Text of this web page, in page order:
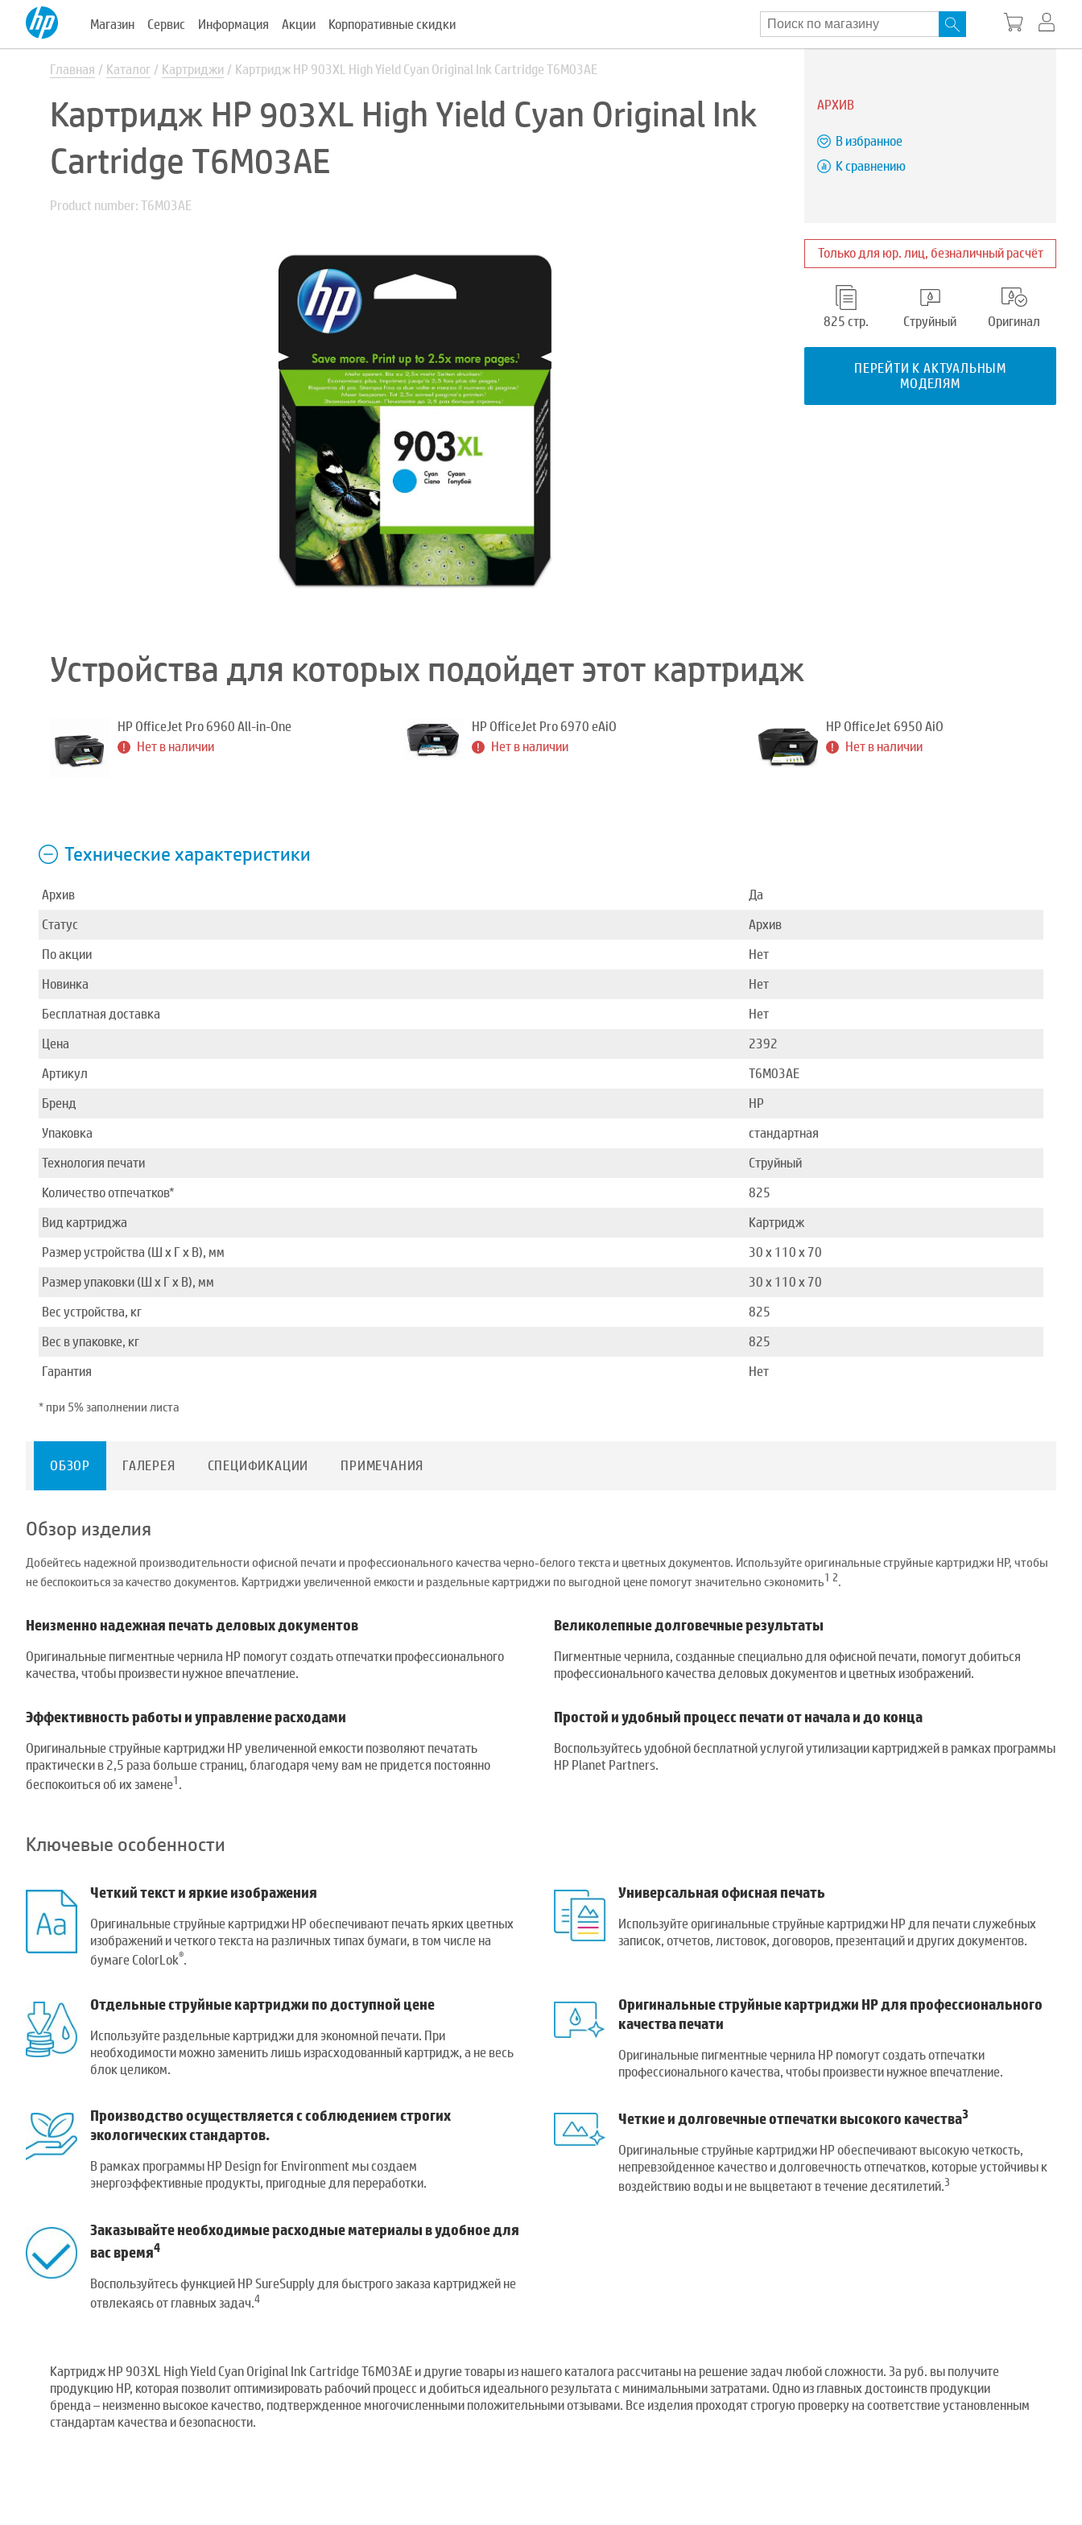
Магазин Сервис Информация Акции Корпоративные скидки
Главная Каталог Картриджи Картридж HP 903XL High Yield Cyan Original Ink Cartridge T6M03AE
Картридж HP 903XL High Yield Cyan Original Ink
Cartridge T6M03AE
Product number: T6M03AE
АРХИВ
В избранное
К сравнению
Только для юр. лиц, безналичный расчёт
825 стр. Струйный Оригинал
ПЕРЕЙТИ К АКТУАЛЬНЫМ
МОДЕЛЯМ
Устройства для которых подойдет этот картридж
HP OfficeJet Pro 6960 All-in-One
Нет в наличии
HP OfficeJet Pro 6970 eAiO
Нет в наличии
HP OfficeJet 6950 AiO
Нет в наличии
Технические характеристики
Архив
Да
Статус
Архив
По акции
Нет
Новинка
Нет
Бесплатная доставка
Нет
Цена
2392
Артикул
T6M03AE
Бренд
HP
Упаковка
стандартная
Технология печати
Струйный
Количество отпечатков*
825
Вид картриджа
Картридж
Размер устройства (Ш x Г x В), мм
30 x 110 x 70
Размер упаковки (Ш x Г x В), мм
30 x 110 x 70
Вес устройства, кг
825
Вес в упаковке, кг
825
Гарантия
Нет
* при 5% заполнении листа
ОБЗОР ГАЛЕРЕЯ СПЕЦИФИКАЦИИ ПРИМЕЧАНИЯ
Обзор изделия
Добейтесь надежной производительности офисной печати и профессионального качества черно-белого текста и цветных документов. Используйте оригинальные струйные картриджи HP, чтобы
не беспокоиться за качество документов. Картриджи увеличенной емкости и раздельные картриджи по выгодной цене помогут значительно сэкономить1 2.
Неизменно надежная печать деловых документов
Оригинальные пигментные чернила HP помогут создать отпечатки профессионального
качества, чтобы произвести нужное впечатление.
Великолепные долговечные результаты
Пигментные чернила, созданные специально для офисной печати, помогут добиться
профессионального качества деловых документов и цветных изображений.
Эффективность работы и управление расходами
Оригинальные струйные картриджи HP увеличенной емкости позволяют печатать
практически в 2,5 раза больше страниц, благодаря чему вам не придется постоянно
беспокоиться об их замене1.
Простой и удобный процесс печати от начала и до конца
Воспользуйтесь удобной бесплатной услугой утилизации картриджей в рамках программы
HP Planet Partners.
Ключевые особенности
Четкий текст и яркие изображения
Оригинальные струйные картриджи HP обеспечивают печать ярких цветных
изображений и четкого текста на различных типах бумаги, в том числе на
бумаге ColorLok®.
Универсальная офисная печать
Используйте оригинальные струйные картриджи HP для печати служебных
записок, отчетов, листовок, договоров, презентаций и других документов.
Отдельные струйные картриджи по доступной цене
Используйте раздельные картриджи для экономной печати. При
необходимости можно заменить лишь израсходованный картридж, а не весь
блок целиком.
Оригинальные струйные картриджи HP для профессионального
качества печати
Оригинальные пигментные чернила HP помогут создать отпечатки
профессионального качества, чтобы произвести нужное впечатление.
Производство осуществляется с соблюдением строгих
экологических стандартов.
В рамках программы HP Design for Environment мы создаем
энергоэффективные продукты, пригодные для переработки.
Четкие и долговечные отпечатки высокого качества3
Оригинальные струйные картриджи HP обеспечивают высокую четкость,
непревзойденное качество и долговечность отпечатков, которые устойчивы к
воздействию воды и не выцветают в течение десятилетий.3
Заказывайте необходимые расходные материалы в удобное для
вас время4
Воспользуйтесь функцией HP SureSupply для быстрого заказа картриджей не
отвлекаясь от главных задач.4
Картридж HP 903XL High Yield Cyan Original Ink Cartridge T6M03AE и другие товары из нашего каталога рассчитаны на решение задач любой сложности. За руб. вы получите
продукцию HP, которая позволит оптимизировать рабочий процесс и добиться идеального результата с минимальными затратами. Одно из главных достоинств продукции
бренда – неизменно высокое качество, подтвержденное многочисленными положительными отзывами. Все изделия проходят строгую проверку на соответствие установленным
стандартам качества и безопасности.